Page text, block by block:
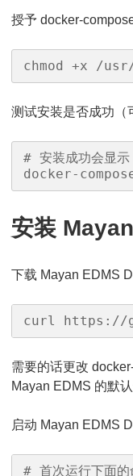
授予 docker-
chmod +x /
测试安装是否成功（
# 安装成功会显
docker-
安装
下载 Mayan EDMS
curl https://
需要的话更改
Mayan EDMS 的默认
启动 Mayan EDMS
# 首次运行下面